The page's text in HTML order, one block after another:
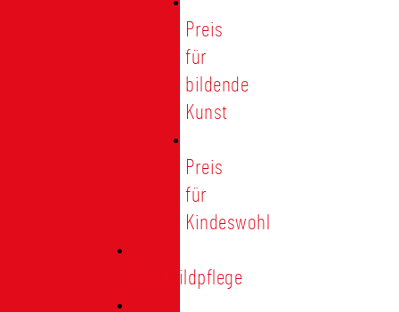
Preis
für
bildende
Kunst
Preis
für
Kindeswohl
Stadtbildpflege